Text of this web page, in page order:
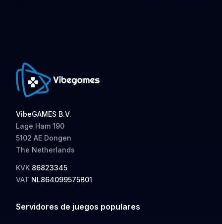
VibeGAMES B.V.
Lage Ham 190
5102 AE Dongen
The Netherlands
KVK 86823345
VAT NL864099575B01
Servidores de juegos populares